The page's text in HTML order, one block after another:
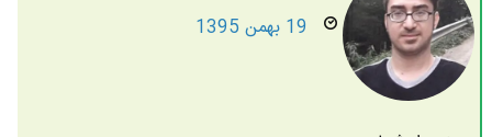
19 بهمن 1395